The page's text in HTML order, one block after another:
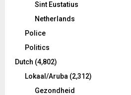
Sint Eustatius
Netherlands
Police
Politics
Dutch (4,802)
Lokaal/Aruba (2,312)
Gezondheid